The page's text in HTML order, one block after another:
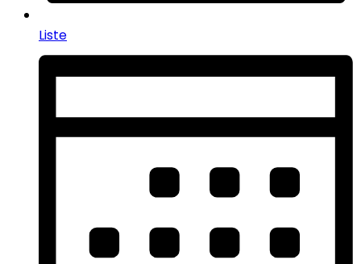
Liste